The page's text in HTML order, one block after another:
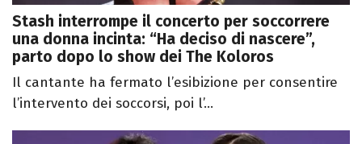
Stash interrompe il concerto per soccorrere
una donna incinta: “Ha deciso di nascere”,
parto dopo lo show dei The Koloros
Il cantante ha fermato l’esibizione per consentire
l’intervento dei soccorsi, poi l’...